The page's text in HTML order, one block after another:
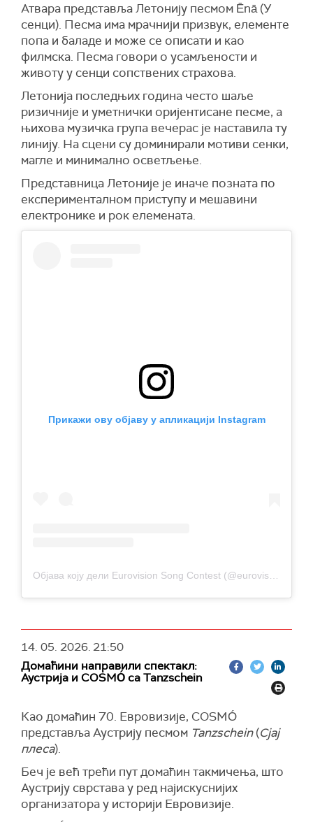
Атвара представља Летонију песмом Ēnā (У
сенци). Песма има мрачнији призвук, елементе
попа и баладе и може се описати и као
филмска. Песма говори о усамљености и
животу у сенци сопствених страхова.
Летонија последњих година често шаље
ризичније и уметнички оријентисане песме, а
њихова музичка група вечерас је наставила ту
линију. На сцени су доминирали мотиви сенки,
магле и минимално осветљење.
Представница Летоније је иначе позната по
експерименталном приступу и мешавини
електронике и рок елемената.
Прикажи ову објаву у апликацији Instagram
14. 05. 2026.21:50
Домаћини направили спектакл:
Аустрија и COSMÓ са Tanzschein
Као домаћин 70. Евровизије, COSMÓ
представља Аустрију песмом Tanzschein(Сјај
плеса).
Беч је већ трећи пут домаћин такмичења, што
Аустрију сврстава у ред најискуснијих
организатора у историји Евровизије.